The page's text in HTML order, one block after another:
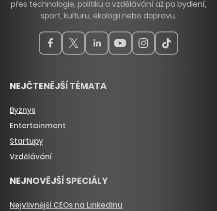
přes technologie, politiku a vzdělávání až po bydlení,
sport, kulturu, ekologii nebo dopravu.
NEJČTENĚJŠÍ TÉMATA
Byznys
Entertainment
Startupy
Vzdělávání
NEJNOVĚJŠÍ SPECIÁLY
Nejvlivnější CEOs na LinkedInu